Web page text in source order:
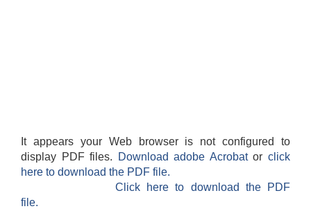
It appears your Web browser is not configured to
display PDF files.
Download adobe Acrobatorclick
here to download the PDF file.
Click here to download the PDF
file.